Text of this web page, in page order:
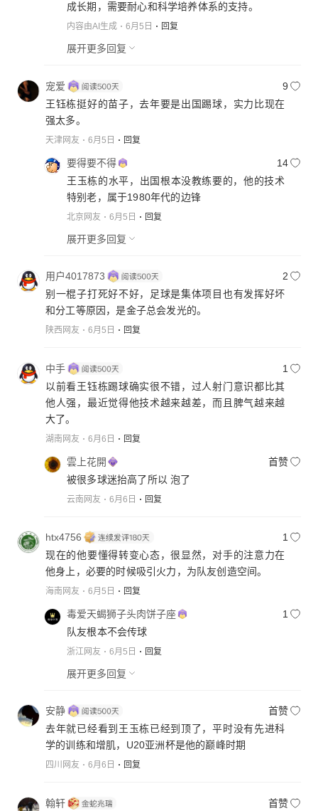
成长期，需要耐心和科学培养体系的支持。
内容由AI生成 6月5日 回复
展开更多回复
宠爱
9
王钰栋挺好的苗子，去年要是出国踢球，实力比现在
强太多。
天津网友 6月5日 回复
要得要不得
14
王玉栋的水平，出国根本没教练要的，他的技术
特别老，属于1980年代的边锋
北京网友 6月5日 回复
展开更多回复
用户4017873
2
别一棍子打死好不好，足球是集体项目也有发挥好坏
和分工等原因，是金子总会发光的。
陕西网友 6月5日 回复
中手
1
以前看王钰栋踢球确实很不错，过人射门意识都比其
他人强，最近觉得他技术越来越差，而且脾气越来越
大了。
湖南网友 6月6日 回复
雲上花開
首赞
被很多球迷抬高了所以 泡了
云南网友 6月6日 回复
htx4756
1
现在的他要懂得转变心态，很显然，对手的注意力在
他身上，必要的时候吸引火力，为队友创造空间。
海南网友 6月5日 回复
毒爱天蝎狮子头肉饼子座
1
队友根本不会传球
浙江网友 6月5日 回复
展开更多回复
安静
首赞
去年就已经看到王玉栋已经到顶了，平时没有先进科
学的训练和增肌，U20亚洲杯是他的巅峰时期
四川网友 6月6日 回复
翰轩
首赞